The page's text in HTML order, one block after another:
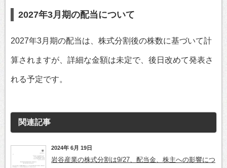
2027年3月期の配当について
2027年3月期の配当は、株式分割後の株数に基づいて計
算されますが、詳細な金額は未定で、後日改めて発表さ
れる予定です。
関連記事
2024年 6月 19日
岩谷産業の株式分割は9/27、配当金、株主への影響につ